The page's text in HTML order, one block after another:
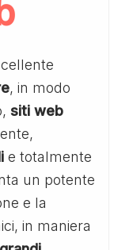
, in modo
siti web
e totalmente
un potente
e la
in maniera